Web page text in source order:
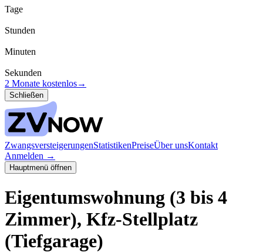
Tage
Stunden
Minuten
Sekunden
2 Monate kostenlos→
Schließen
ZwangsversteigerungenStatistikenPreiseÜber unsKontakt
Anmelden →
Hauptmenü öffnen
Eigentumswohnung (3 bis 4
Zimmer), Kfz-Stellplatz
(Tiefgarage)